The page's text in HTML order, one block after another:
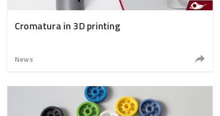
Cromatura in 3D printing
News